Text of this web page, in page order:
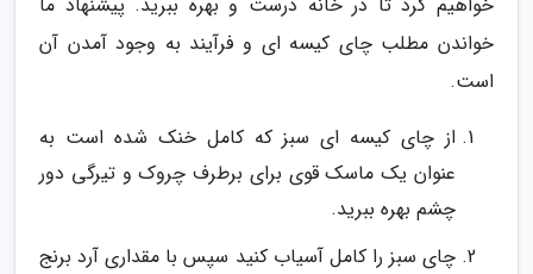
خواندن مطلب چای کیسه ای و فرآیند به وجود آمدن آن
است.
از چای کیسه ای سبز که کامل خنک شده است به
عنوان یک ماسک قوی برای برطرف چروک و تیرگی دور
چشم بهره ببرید.
چای سبز را کامل آسیاب کنید سپس با مقداری آرد برنج